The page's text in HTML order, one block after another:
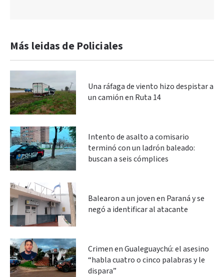
Más leidas de Policiales
Una ráfaga de viento hizo despistar a
un camión en Ruta 14
Intento de asalto a comisario
terminó con un ladrón baleado:
buscan a seis cómplices
Balearon a un joven en Paraná y se
negó a identificar al atacante
Crimen en Gualeguaychú: el asesino
“habla cuatro o cinco palabras y le
dispara”